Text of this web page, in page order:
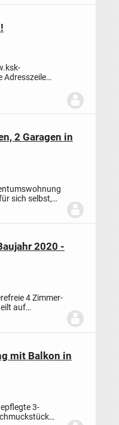
Adresszeile
2 Garagen in
sich selbst,
2020 -
4 Zimmer-
auf
mit Balkon in
3-